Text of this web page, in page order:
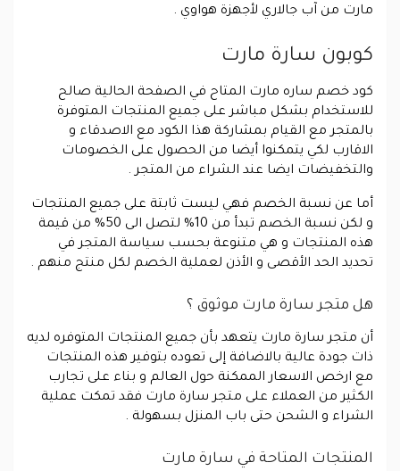
مارت من آب جالاري لأجهزة هواوي .
كوبون سارة مارت
كود خصم ساره مارت المتاح في الصفحة الحالية صالح
للاستخدام بشكل مباشر على جميع المنتجات المتوفرة
بالمتجر مع القيام بمشاركة هذا الكود مع الاصدقاء و
الاقارب لكي يتمكنوا أيضا من الحصول على الخصومات
والتخفيضات ايضا عند الشراء من المتجر .
أما عن نسبة الخصم فهي ليست ثابتة على جميع المنتجات
و لكن نسبة الخصم تبدأ من 10% لتصل الى 50% من قيمة
هذه المنتجات و هي متنوعة بحسب سياسة المتجر في
تحديد الحد الأقصى و الأذن لعملية الخصم لكل منتج منهم .
هل متجر سارة مارت موثوق ؟
أن متجر سارة مارت يتعهد بأن جميع المنتجات المتوفره لديه
ذات جودة عالية بالاضافة إلى تعوده بتوفير هذه المنتجات
مع ارخص الاسعار الممكنة حول العالم و بناء على تجارب
الكثير من العملاء على متجر سارة مارت فقد تمكت عملية
الشراء و الشحن حتى باب المنزل بسهولة .
المنتجات المتاحة في سارة مارت